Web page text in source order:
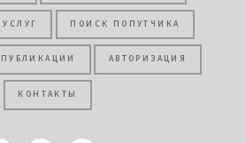
ПОИСК ПОПУТЧИКА
ПУБЛИКАЦИИ АВТОРИЗАЦИЯ
КОНТАКТЫ